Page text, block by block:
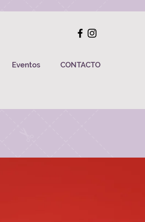
Eventos CONTACTO